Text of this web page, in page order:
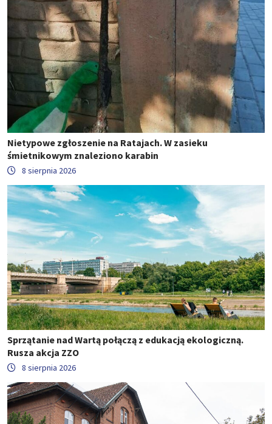
Nietypowe zgłoszenie na Ratajach. W zasieku
śmietnikowym znaleziono karabin
8 sierpnia 2026
Sprzątanie nad Wartą połączą z edukacją ekologiczną.
Rusza akcja ZZO
8 sierpnia 2026